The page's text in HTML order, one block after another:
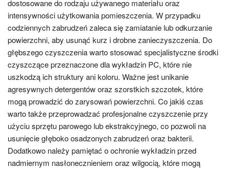
dostosowane do rodzaju używanego materiału oraz
intensywności użytkowania pomieszczenia. W przypadku
codziennych zabrudzeń zaleca się zamiatanie lub odkurzanie
powierzchni, aby usunąć kurz i drobne zanieczyszczenia. Do
głębszego czyszczenia warto stosować specjalistyczne środki
czyszczące przeznaczone dla wykładzin PC, które nie
uszkodzą ich struktury ani koloru. Ważne jest unikanie
agresywnych detergentów oraz szorstkich szczotek, które
mogą prowadzić do zarysowań powierzchni. Co jakiś czas
warto także przeprowadzać profesjonalne czyszczenie przy
użyciu sprzętu parowego lub ekstrakcyjnego, co pozwoli na
usunięcie głęboko osadzonych zabrudzeń oraz bakterii.
Dodatkowo należy pamiętać o ochronie wykładzin przed
nadmiernym nasłonecznieniem oraz wilgocią, które mogą